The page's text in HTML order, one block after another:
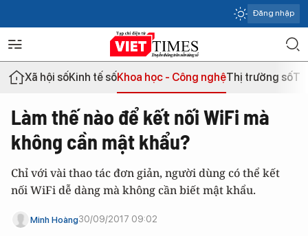
Đăng nhập
Xã hội sốKinh tế sốKhoa học - Công nghệThị trường số
Làm thế nào để kết nối WiFi mà
không cần mật khẩu?
Chỉ với vài thao tác đơn giản, người dùng có thể kết
nối WiFi dễ dàng mà không cần biết mật khẩu.
Minh Hoàng30/09/2017 09:02